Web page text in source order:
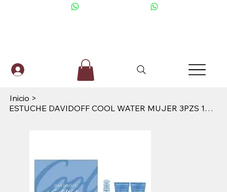
Inicio >
ESTUCHE DAVIDOFF COOL WATER MUJER 3PZS 100ML EDT + CREMA + GEL DE BAÑO